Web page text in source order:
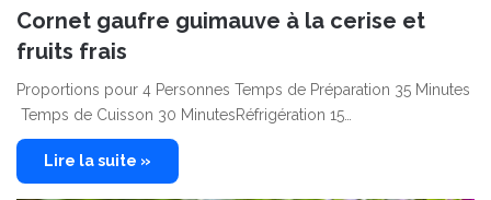
Cornet gaufre guimauve à la cerise et
fruits frais
Proportions pour 4 Personnes Temps de Préparation 35 Minutes
Temps de Cuisson 30 MinutesRéfrigération 15…
Lire la suite »